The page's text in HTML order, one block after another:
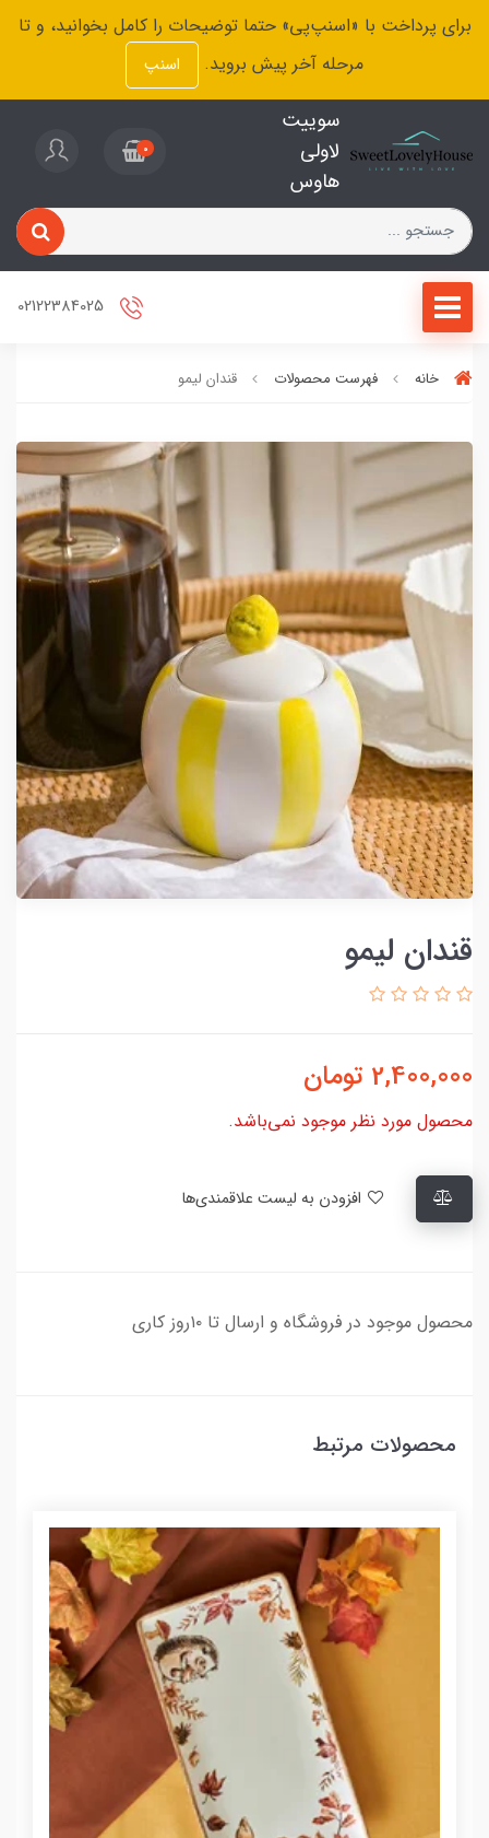
برای پرداخت با «اسنپ‌پی» حتما توضیحات را کامل بخوانید، و تا
مرحله آخر پیش بروید.
اسنپ
سوییت
لاولی
هاوس
0
خانه فهرست محصولات قندان لیمو
قندان لیمو
2,400,000 تومان
محصول مورد نظر موجود نمی‌باشد.
محصول موجود در فروشگاه و ارسال تا ۱۰روز کاری
محصولات مرتبط